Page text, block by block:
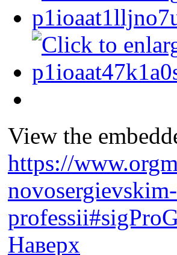
View the
https://
Наверх